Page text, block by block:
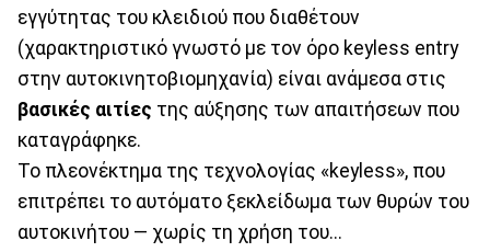
εγγύτητας του κλειδιού που διαθέτουν
(χαρακτηριστικό γνωστό με τον όρο keyless entry
στην αυτοκινητοβιομηχανία) είναι ανάμεσα στις
βασικές αιτίες της αύξησης των απαιτήσεων που
καταγράφηκε.
Το πλεονέκτημα της τεχνολογίας «keyless», που
επιτρέπει το αυτόματο ξεκλείδωμα των θυρών του
αυτοκινήτου — χωρίς τη χρήση του...